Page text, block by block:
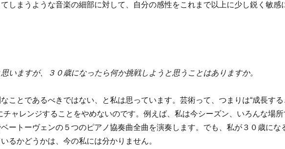
しまうような音楽の細部に対して、自分の感性をこれまで以上に少し鋭く敏感
ますが、３０歳になったら何か挑戦しようと思うことはありますか。
なことであるべきではない、と私は思っています。芸術って、つまりは“成長す
チャレンジすることをやめないのです。例えば、私は今シーズン、いろんな場所
ートーヴェンの５つのピアノ協奏曲全曲を演奏します。でも、私が３０歳にな
るかどうかは、今の私には分かりません。